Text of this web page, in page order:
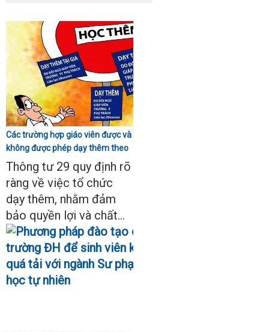
Các trường hợp giáo viên được và
không được phép dạy thêm theo
Thông tư 29
Thông tư 29 quy định rõ
ràng về việc tổ chức
dạy thêm, nhằm đảm
bảo quyền lợi và chất...